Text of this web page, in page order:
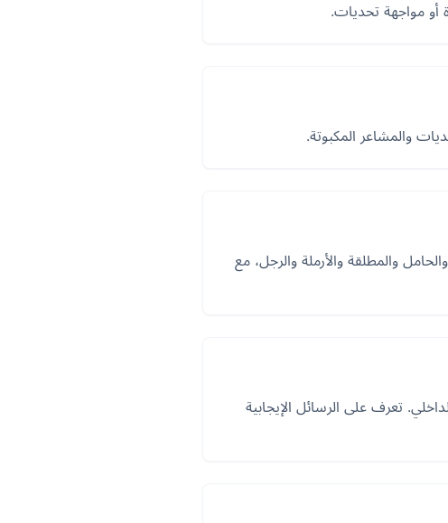
أو مواجهة تحديات.
والمشاعر المكبوتة.
والمطلقة والأرملة والرجل، مع
تعرف على الرسائل الإيجابية